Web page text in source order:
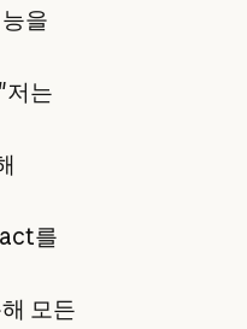
을
저는
를
모든